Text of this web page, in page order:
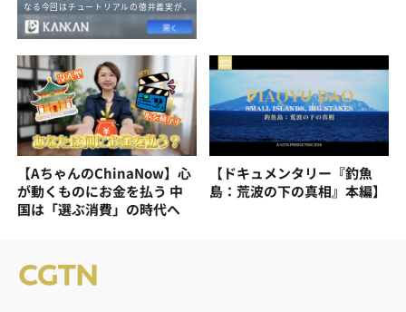
【AちゃんのChinaNow】心
が動くものにお金を払う 中
国は「選ぶ消費」の時代へ
【ドキュメンタリー『釣魚
島：荒波の下の真相』本編】